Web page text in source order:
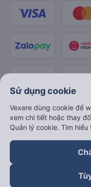
Sử dụng cookie
Vexere dùng cookie để
xem chi tiết hoặc thay
Quản lý cookie. Tìm hiểu